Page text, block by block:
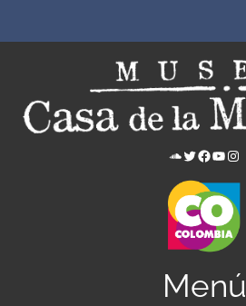
Menú